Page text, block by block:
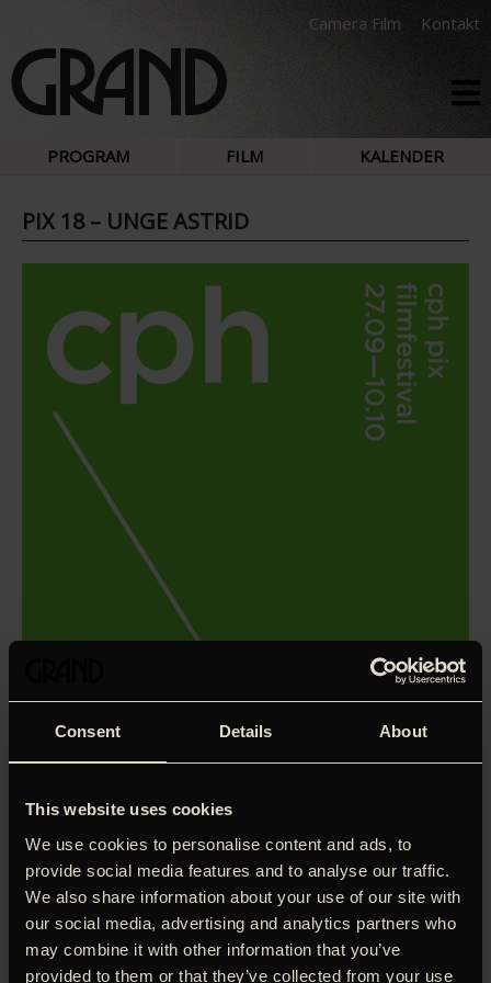
Consent Details About
This website uses cookies
We use cookies to personalise content and ads, to
provide social media features and to analyse our traffic.
We also share information about your use of our site with
our social media, advertising and analytics partners who
may combine it with other information that you’ve
provided to them or that they’ve collected from your use
Camera Film Kontakt
PROGRAM FILM KALENDER
PIX 18 – UNGE ASTRID
Så godt som alle Astrid Lindgrens historier er blevet
filmatiseret, men hendes egen historie fra det virkelige liv
har vi haft til gode – indtil nu. Pernille Fischer Christensen